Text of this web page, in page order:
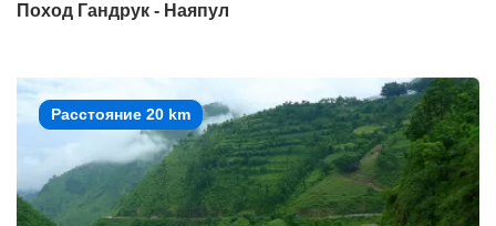
Поход Гандрук - Наяпул
Расстояние 20 km